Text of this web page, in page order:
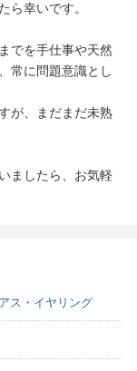
ら幸いです。
でを手仕事や天然
常に問題意識とし
が、まだまだ未熟
ましたら、お気軽
ス・イヤリング